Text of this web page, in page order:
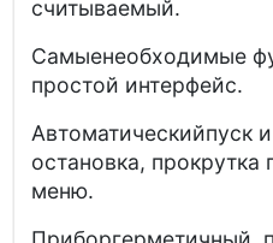
считываемый.
Самыенеобходимые
простой интерфейс.
Автоматическийпуск и
остановка, прокрутка
меню.